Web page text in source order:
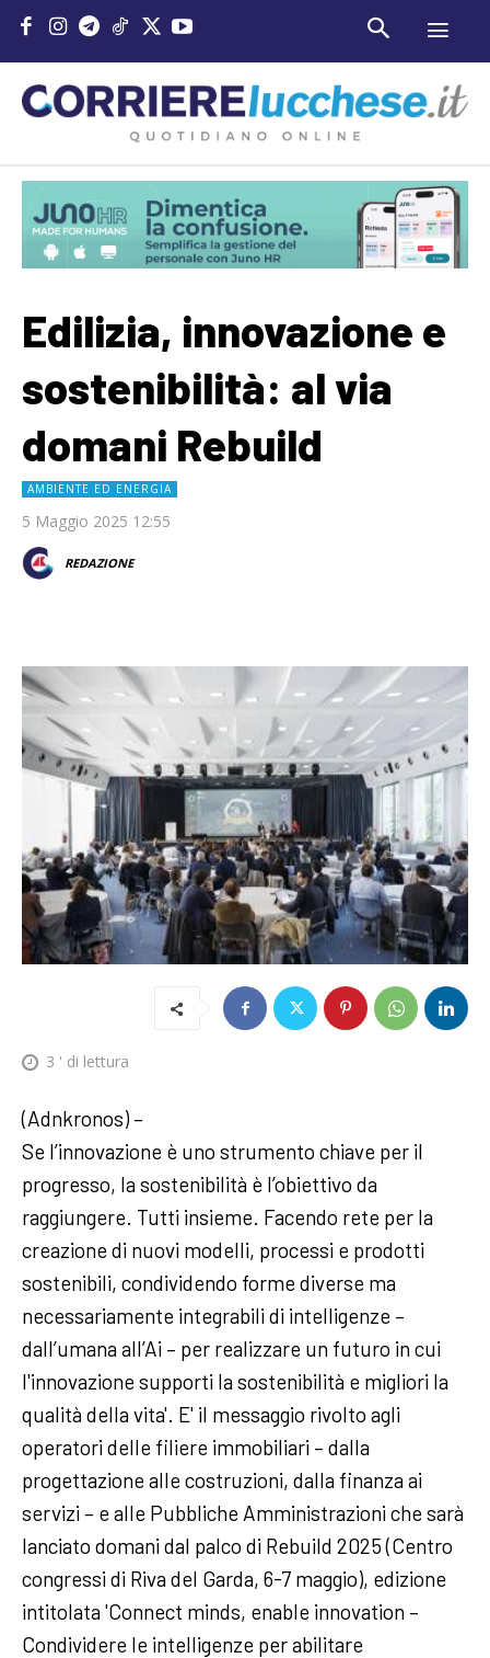
Edilizia, innovazione e
sostenibilità: al via
domani Rebuild
AMBIENTE ED ENERGIA
5 Maggio 2025 12:55
REDAZIONE
3 ' di lettura
(Adnkronos) –
Se l’innovazione è uno strumento chiave per il
progresso, la sostenibilità è l’obiettivo da
raggiungere. Tutti insieme. Facendo rete per la
creazione di nuovi modelli, processi e prodotti
sostenibili, condividendo forme diverse ma
necessariamente integrabili di intelligenze –
dall’umana all’Ai – per realizzare un futuro in cui
l'innovazione supporti la sostenibilità e migliori la
qualità della vita'. E' il messaggio rivolto agli
operatori delle filiere immobiliari – dalla
progettazione alle costruzioni, dalla finanza ai
servizi – e alle Pubbliche Amministrazioni che sarà
lanciato domani dal palco di Rebuild 2025 (Centro
congressi di Riva del Garda, 6-7 maggio), edizione
intitolata 'Connect minds, enable innovation –
Condividere le intelligenze per abilitare